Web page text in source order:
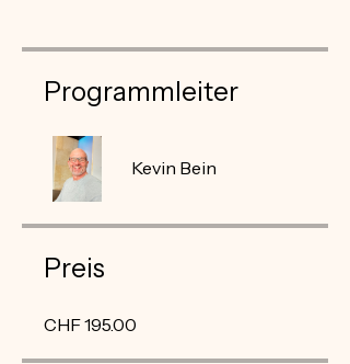
Programmleiter
Kevin Bein
Preis
CHF 195.00